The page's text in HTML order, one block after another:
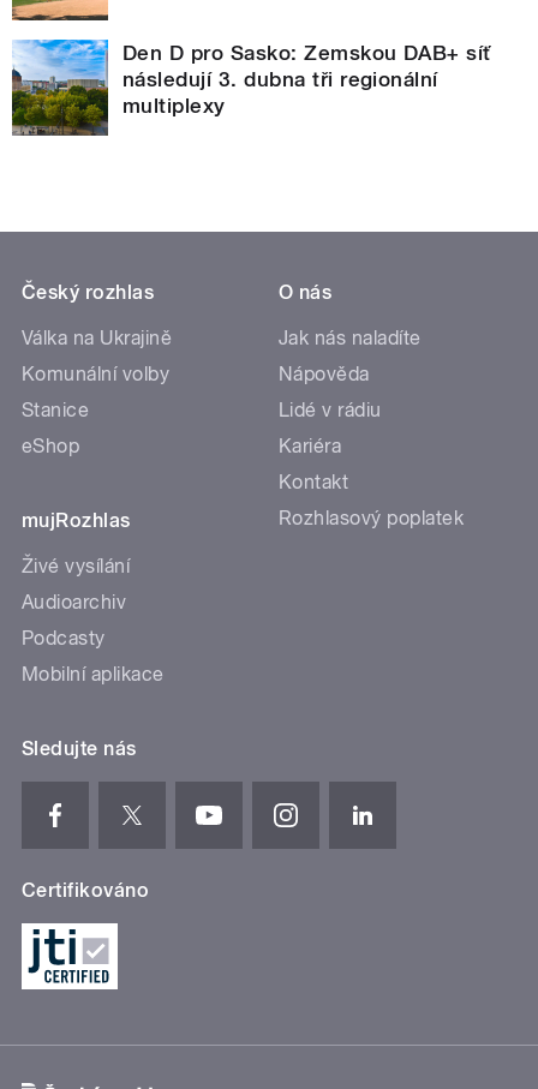
Den D pro Sasko: Zemskou DAB+ síť
následují 3. dubna tři regionální
multiplexy
Český rozhlas
Válka na Ukrajině
Komunální volby
Stanice
eShop
mujRozhlas
Živé vysílání
Audioarchiv
Podcasty
Mobilní aplikace
O nás
Jak nás naladíte
Nápověda
Lidé v rádiu
Kariéra
Kontakt
Rozhlasový poplatek
Sledujte nás
Certifikováno